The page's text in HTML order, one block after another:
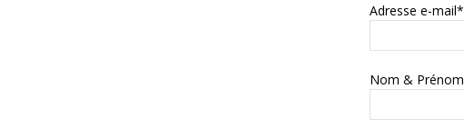
Adresse e-mail*
Nom & Prénom